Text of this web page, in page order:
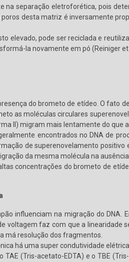
separação eletroforética, pois
desta matriz é inversamente
elevado, pode ser reciclada e
la novamente em pó (Reiniger et
do brometo de etídeo. O fato
as moléculas circulares
II) migram mais lentamente do que
encontrados no DNA de
de superenovelamento
da mesma molécula na
concentrações do brometo de
influenciam na migração do
voltagem faz com que a
má resolução dos fragmentos.
há uma super condutividade
(Tris-acetato-EDTA) e o TBE